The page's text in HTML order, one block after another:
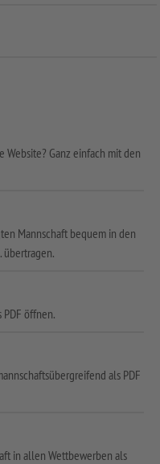
Ganz einfach mit den
Mannschaft bequem in den
übertragen.
öffnen.
als PDF
in allen Wettbewerben als